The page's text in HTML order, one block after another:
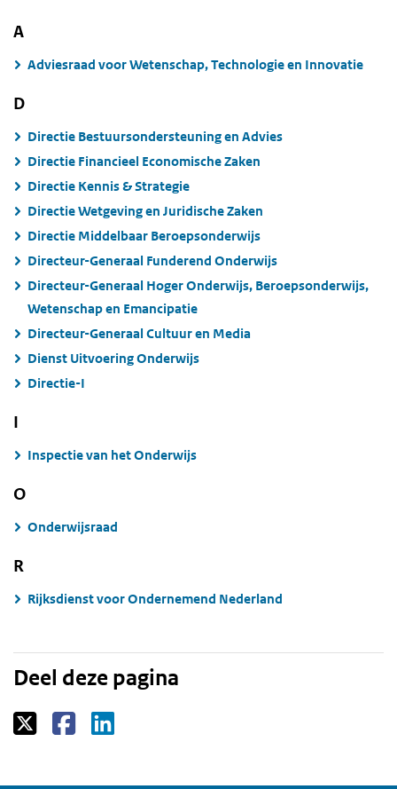
A
Adviesraad voor Wetenschap, Technologie en Innovatie
D
Directie Bestuursondersteuning en Advies
Directie Financieel Economische Zaken
Directie Kennis & Strategie
Directie Wetgeving en Juridische Zaken
Directie Middelbaar Beroepsonderwijs
Directeur-Generaal Funderend Onderwijs
Directeur-Generaal Hoger Onderwijs, Beroepsonderwijs,
Wetenschap en Emancipatie
Directeur-Generaal Cultuur en Media
Dienst Uitvoering Onderwijs
Directie-I
I
Inspectie van het Onderwijs
O
Onderwijsraad
R
Rijksdienst voor Ondernemend Nederland
Deel deze pagina